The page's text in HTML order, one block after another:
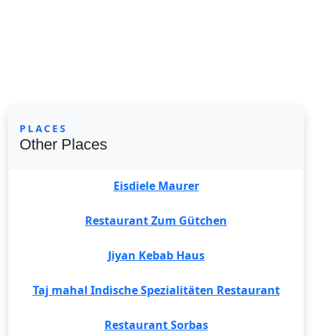
PLACES
Other Places
Eisdiele Maurer
Restaurant Zum Gütchen
Jiyan Kebab Haus
Taj mahal Indische Spezialitäten Restaurant
Restaurant Sorbas